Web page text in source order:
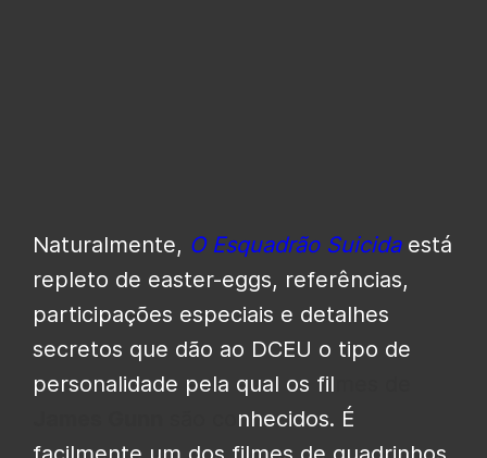
Naturalmente, O Esquadrão Suicidaestá
repleto de easter-eggs, referências,
participações especiais e detalhes
secretos que dão ao DCEU o tipo de
personalidade pela qual os fil
nhecidos. É